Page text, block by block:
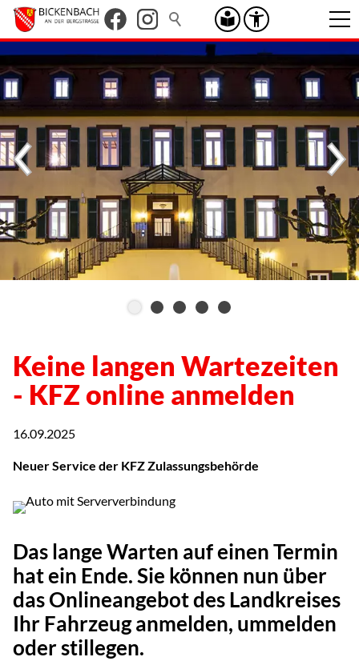
Keine langen Wartezeiten
- KFZ online anmelden
16.09.2025
Neuer Service der KFZ Zulassungsbehörde
Das lange Warten auf einen Termin
hat ein Ende. Sie können nun über
das Onlineangebot des Landkreises
Ihr Fahrzeug anmelden, ummelden
oder stillegen.